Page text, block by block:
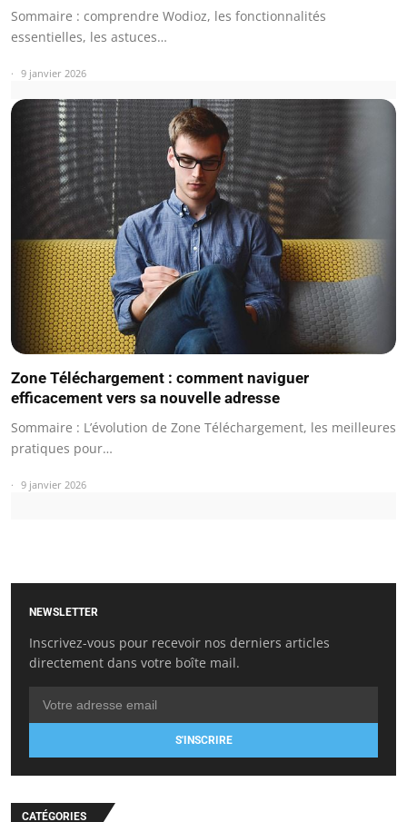
Sommaire : comprendre Wodioz, les fonctionnalités
essentielles, les astuces…
9 janvier 2026
Zone Téléchargement : comment naviguer
efficacement vers sa nouvelle adresse
Sommaire : L’évolution de Zone Téléchargement, les meilleures
pratiques pour…
9 janvier 2026
NEWSLETTER
Inscrivez-vous pour recevoir nos derniers articles
directement dans votre boîte mail.
S'INSCRIRE
CATÉGORIES